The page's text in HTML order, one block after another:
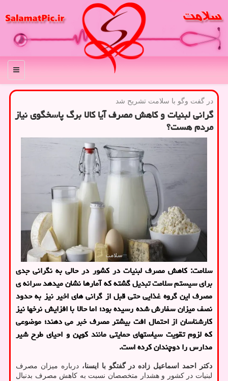
منو
در گفت وگو با سلامت تشریح شد
گرانی لبنیات و کاهش مصرف آیا کالا برگ پاسخگوی نیاز
مردم هست؟
سلامت: کاهش مصرف لبنیات در کشور در حالی به نگرانی جدی
برای سیستم سلامت تبدیل گشته که آمارها نشان میدهد سرانه ی
مصرف این گروه غذایی حتی قبل از گرانی های اخیر نیز به حدود
نصف میزان سفارش شده رسیده بود؛ اما حالا با افزایش نرخها نیز
کارشناسان از احتمال افت بیشتر مصرف خبر می دهند؛ موضوعی
که لزوم تقویت سیاستهای حمایتی مانند کوپن و احیای طرح شیر
مدارس را دوچندان کرده است.
دکتر احمد اسماعیل زاده در گفتگو با ایسنا،درباره میزان مصرف
لبنیات در کشور و هشدار متخصصان نسبت به کاهش مصرف بدنبال